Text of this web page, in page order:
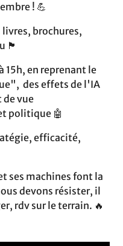
! 💪
brochures,
🏴
15h, en reprenant le
des effets de l'IA
vue
politique 🤖
efficacité,
ses machines font la
devons résister, il
rdv sur le terrain. 🔥